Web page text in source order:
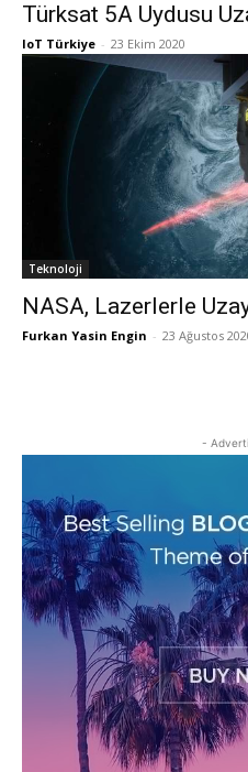
Türksat 5A Uydusu
IoT Türkiye - 23 Ekim 2020
Teknoloji
NASA, Lazerlerle
Furkan Yasin Engin - 23 Ağustos
-